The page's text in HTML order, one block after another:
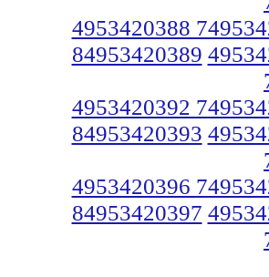
4953420388
84953420389
4953420392
84953420393
4953420396
84953420397